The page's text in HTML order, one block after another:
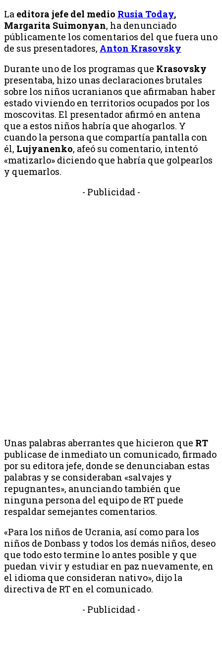
La editora jefe del medio Rusia Today,
Margarita Suimonyan, ha denunciado
públicamente los comentarios del que fuera uno
de sus presentadores, Anton Krasovsky
Durante uno de los programas que Krasovsky
presentaba, hizo unas declaraciones brutales
sobre los niños ucranianos que afirmaban haber
estado viviendo en territorios ocupados por los
moscovitas. El presentador afirmó en antena
que a estos niños habría que ahogarlos. Y
cuando la persona que compartía pantalla con
él, Lujyanenko, afeó su comentario, intentó
«matizarlo» diciendo que habría que golpearlos
y quemarlos.
- Publicidad -
Unas palabras aberrantes que hicieron que RT
publicase de inmediato un comunicado, firmado
por su editora jefe, donde se denunciaban estas
palabras y se consideraban «salvajes y
repugnantes», anunciando también que
ninguna persona del equipo de RT puede
respaldar semejantes comentarios.
«Para los niños de Ucrania, así como para los
niños de Donbass y todos los demás niños, deseo
que todo esto termine lo antes posible y que
puedan vivir y estudiar en paz nuevamente, en
el idioma que consideran nativo», dijo la
directiva de RT en el comunicado.
- Publicidad -